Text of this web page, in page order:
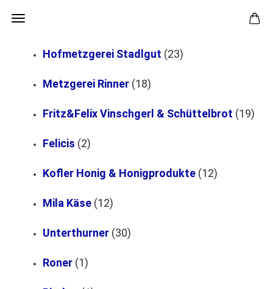
Hofmetzgerei Stadlgut (23)
Metzgerei Rinner (18)
Fritz&Felix Vinschgerl & Schüttelbrot (19)
Felicis (2)
Kofler Honig & Honigprodukte (12)
Mila Käse (12)
Unterthurner (30)
Roner (1)